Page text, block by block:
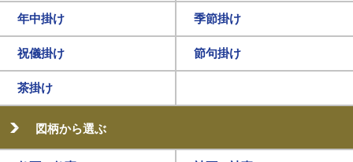
年中掛け 季節掛け
祝儀掛け 節句掛け
茶掛け
図柄から選ぶ